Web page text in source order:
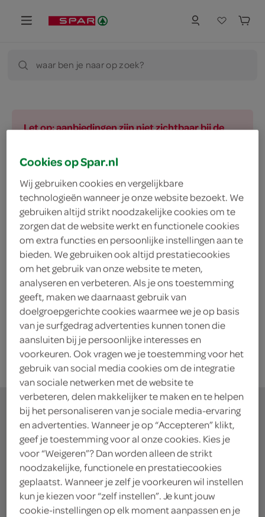
waar ben je naar op zoek?
Let op: aanbiedingen zijn niet zichtbaar bij de
verwerkt in de winkelmand.
vegetarisch biologisch
filter (2)
Gorter beerenburg
1000 milliliter
11.89 kies je SPAR
waar doe jij je
boodschappen?
Je bestelt de boodschappen bij de lokale SPAR in
Cookies op Spar.nl
Wij gebruiken cookies en vergelijkbare
technologieën wanneer je onze website bezoekt. We
gebruiken altijd strikt noodzakelijke cookies om te
zorgen dat de website werkt en functionele cookies
om extra functies en persoonlijke instellingen aan te
bieden. We gebruiken ook altijd prestatiecookies
om het gebruik van onze website te meten,
analyseren en verbeteren. Als je ons toestemming
geeft, maken we daarnaast gebruik van
doelgroepgerichte cookies waarmee we je op basis
van je surfgedrag advertenties kunnen tonen die
aansluiten bij je persoonlijke interesses en
voorkeuren. Ook vragen we je toestemming voor het
gebruik van social media cookies om de integratie
van sociale netwerken met de website te
verbeteren, delen makkelijker te maken en te helpen
bij het personaliseren van je sociale media-ervaring
en advertenties. Wanneer je op “Accepteren” klikt,
geef je toestemming voor al onze cookies. Kies je
voor “Weigeren”? Dan worden alleen de strikt
noodzakelijke, functionele en prestatiecookies
geplaatst. Wanneer je zelf je voorkeuren wil instellen
kun je kiezen voor “zelf instellen”. Je kunt jouw
cookie-instellingen op elk moment aanpassen en je